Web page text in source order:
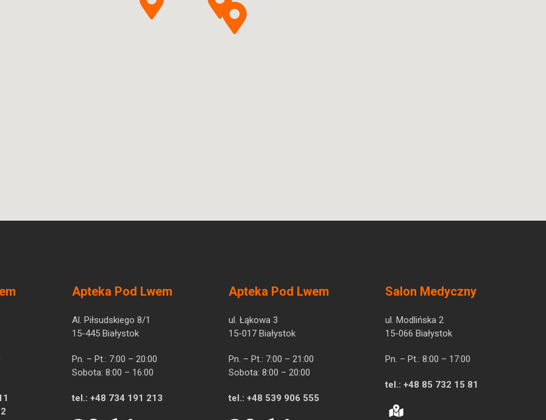
Apteka Pod Lwem
Al. Piłsudskiego 8/1
15-445 Białystok
Pn. – Pt.: 7:00 – 20:00
Sobota: 8:00 – 16:00
tel.: +48 734 191 213
Apteka Pod Lwem
ul. Łąkowa 3
15-017 Białystok
Pn. – Pt.: 7:00 – 21:00
Sobota: 8:00 – 20:00
tel.: +48 539 906 555
Salon Medyczny
ul. Modlińska 2
15-066 Białystok
Pn. – Pt.: 8:00 – 17:00
tel.: +48 85 732 15 81